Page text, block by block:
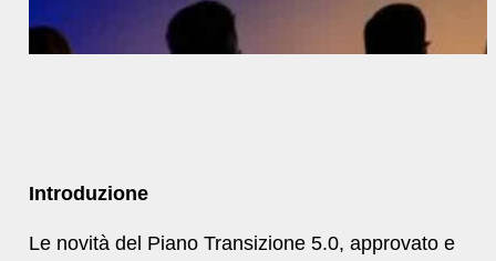
Introduzione
Le novità del Piano Transizione 5.0, approvato e